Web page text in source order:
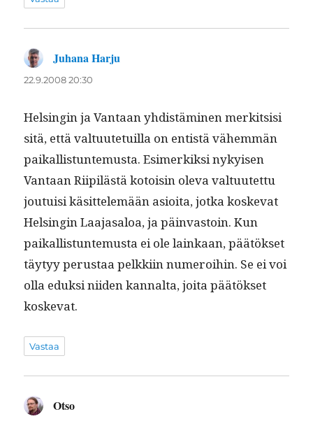
Juhana Harju
22.9.2008 20:30
Helsin­gin ja Van­taan yhdis­tämi­nen merk­it­sisi
sitä, että val­tu­ute­tu­il­la on entistä vähem­män
paikallis­tun­te­mus­ta. Esimerkik­si nykyisen
Van­taan Riip­ilästä kotoisin ole­va val­tu­utet­tu
jou­tu­isi käsit­telemään asioi­ta, jot­ka koske­vat
Helsin­gin Laa­jasa­loa, ja päin­vas­toin. Kun
paikallis­tun­te­mus­ta ei ole lainkaan, päätök­set
täy­tyy perus­taa pelkki­in numeroi­hin. Se ei voi
olla eduk­si niiden kannal­ta, joi­ta päätök­set
koskevat.
Vastaa
Otso